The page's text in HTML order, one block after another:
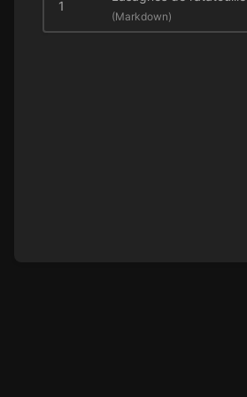
1
(Markdown)